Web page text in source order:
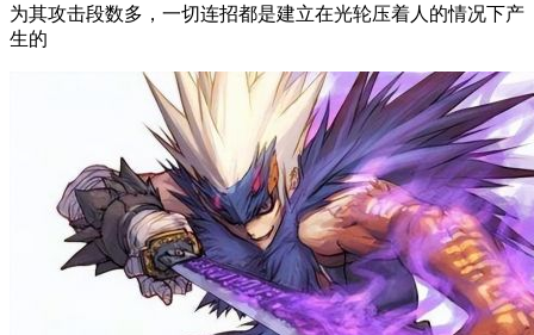
为其攻击段数多，一切连招都是建立在光轮压着人的情况下产
生的